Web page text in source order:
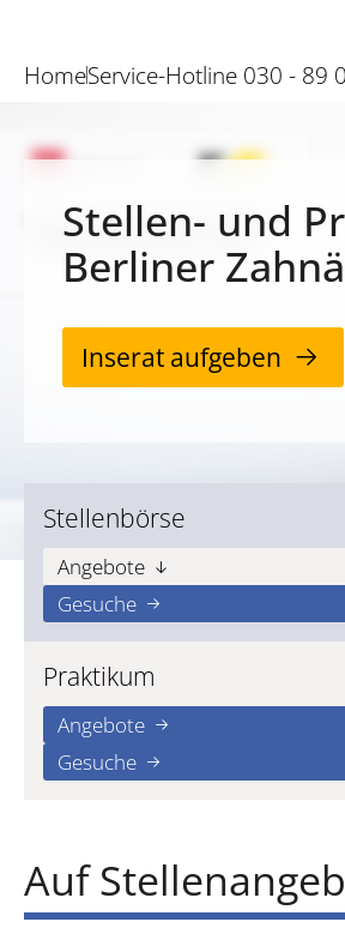
HomeService-Hotline 030 - 89
Stellen- und
Berliner
Inserat aufgeben
Stellenbörse
Angebote
Gesuche
Praktikum
Angebote
Gesuche
Auf